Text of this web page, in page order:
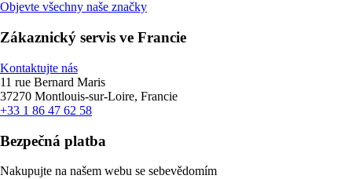
Objevte všechny naše značky
Zákaznický servis ve Francie
Kontaktujte nás
11 rue Bernard Maris
37270 Montlouis-sur-Loire, Francie
+33 1 86 47 62 58
Bezpečná platba
Nakupujte na našem webu se sebevědomím